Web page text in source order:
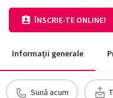
ÎNSCRIE-TE ONLINE!
Informații generale
Sună acum